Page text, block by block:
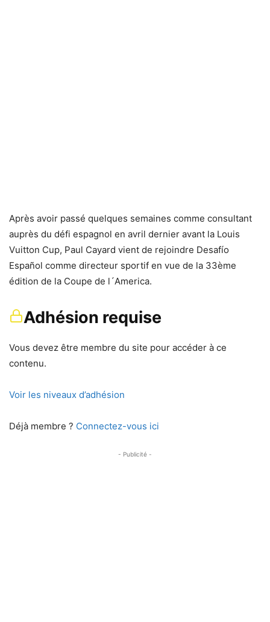
Après avoir passé quelques semaines comme consultant
auprès du défi espagnol en avril dernier avant la Louis
Vuitton Cup, Paul Cayard vient de rejoindre Desafío
Español comme directeur sportif en vue de la 33ème
édition de la Coupe de l´America.
Adhésion requise
Vous devez être membre du site pour accéder à ce
contenu.
Voir les niveaux d’adhésion
Déjà membre ? Connectez-vous ici
- Publicité -